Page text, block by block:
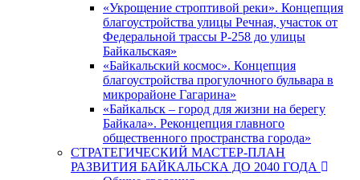
«Укрощение строптивой реки». Концепция
благоустройства улицы Речная, участок от
Федеральной трассы Р-258 до улицы
Байкальская»
«Байкальский космос». Концепция
благоустройства прогулочного бульвара в
микрорайоне Гагарина»
«Байкальск – город для жизни на берегу
Байкала». Реконцепция главного
общественного пространства города»
СТРАТЕГИЧЕСКИЙ МАСТЕР-ПЛАН
РАЗВИТИЯ БАЙКАЛЬСКА ДО 2040 ГОДА